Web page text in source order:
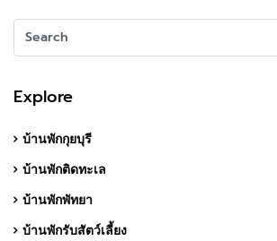
Explore
บ้านพักกุยบุรี
บ้านพักติดทะเล
บ้านพักพัทยา
บ้านพักรับสัตว์เลี้ยง